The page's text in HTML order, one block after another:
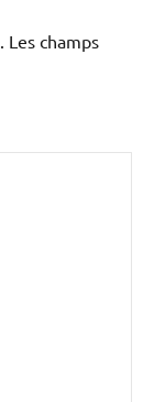
Les champs